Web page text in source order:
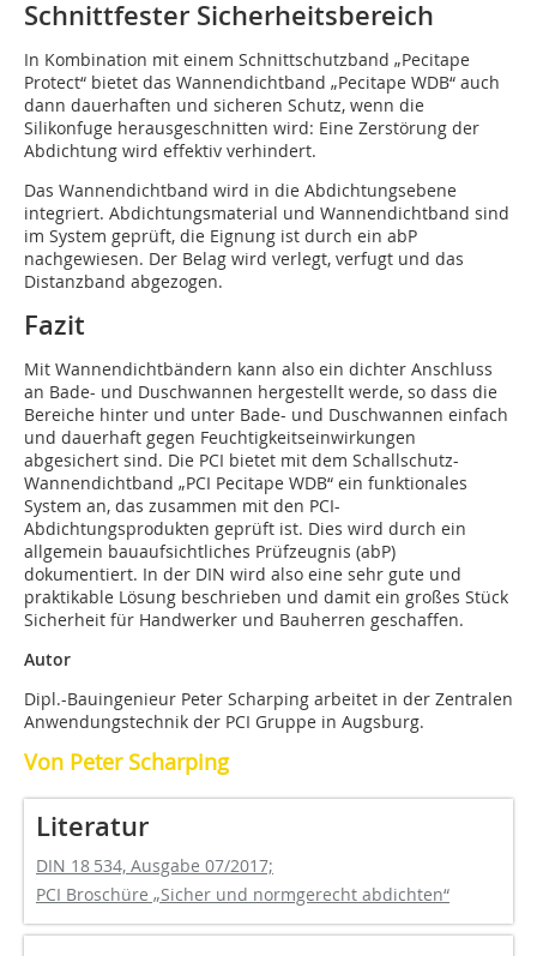
Schnittfester Sicherheitsbereich
In Kombination mit einem Schnittschutzband „Pecitape
Protect“ bietet das Wannendichtband „Pecitape WDB“ auch
dann dauerhaften und sicheren Schutz, wenn die
Silikonfuge herausgeschnitten wird: Eine Zerstörung der
Abdichtung wird effektiv verhindert.
Das Wannendichtband wird in die Abdichtungsebene
integriert. Abdichtungsmaterial und Wannendichtband sind
im System geprüft, die Eignung ist durch ein abP
nachgewiesen. Der Belag wird verlegt, verfugt und das
Distanzband abgezogen.
Fazit
Mit Wannendichtbändern kann also ein dichter Anschluss
an Bade- und Duschwannen hergestellt werde, so dass die
Bereiche hinter und unter Bade- und Duschwannen einfach
und dauerhaft gegen Feuchtigkeitseinwirkungen
abgesichert sind. Die PCI bietet mit dem Schallschutz-
Wannendichtband „PCI Pecitape WDB“ ein funktionales
System an, das zusammen mit den PCI-
Abdichtungsprodukten geprüft ist. Dies wird durch ein
allgemein bauaufsichtliches Prüfzeugnis (abP)
dokumentiert. In der DIN wird also eine sehr gute und
praktikable Lösung beschrieben und damit ein großes Stück
Sicherheit für Handwerker und Bauherren geschaffen.
Autor
Dipl.-Bauingenieur Peter Scharping arbeitet in der Zentralen
Anwendungstechnik der PCI Gruppe in Augsburg.
Von Peter Scharping
Literatur
DIN 18 534, Ausgabe 07/2017;
PCI Broschüre „Sicher und normgerecht abdichten“